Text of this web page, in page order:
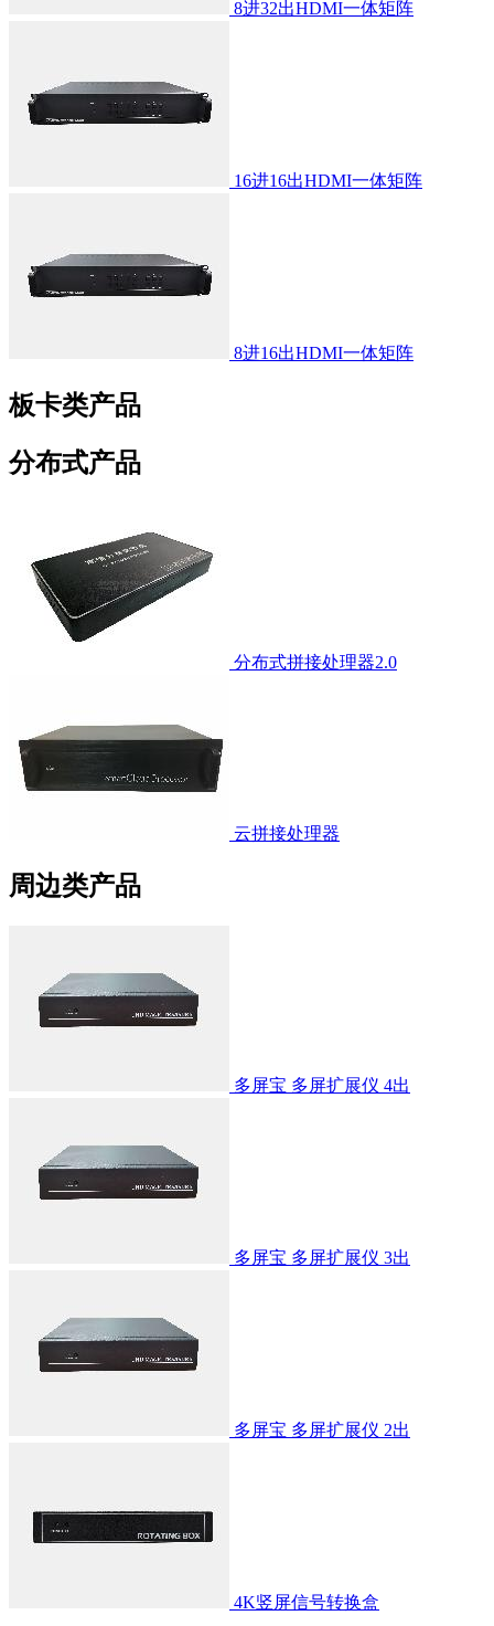
8进32出HDMI一体矩阵
16进16出HDMI一体矩阵
8进16出HDMI一体矩阵
板卡类产品
分布式产品
分布式拼接处理器2.0
云拼接处理器
周边类产品
多屏宝 多屏扩展仪 4出
多屏宝 多屏扩展仪 3出
多屏宝 多屏扩展仪 2出
4K竖屏信号转换盒